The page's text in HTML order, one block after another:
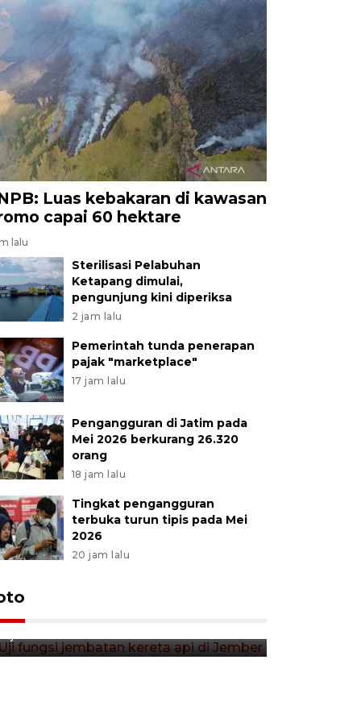
Luas kebakaran di kawasan
capai 60 hektare
lalu
Sterilisasi Pelabuhan
Ketapang dimulai,
pengunjung kini diperiksa
2 jam lalu
Pemerintah tunda penerapan
pajak "marketplace"
17 jam lalu
Pengangguran di Jatim pada
Mei 2026 berkurang 26.320
orang
18 jam lalu
Tingkat pengangguran
terbuka turun tipis pada Mei
2026
20 jam lalu
Uji fungsi jembatan kereta api
di Jember